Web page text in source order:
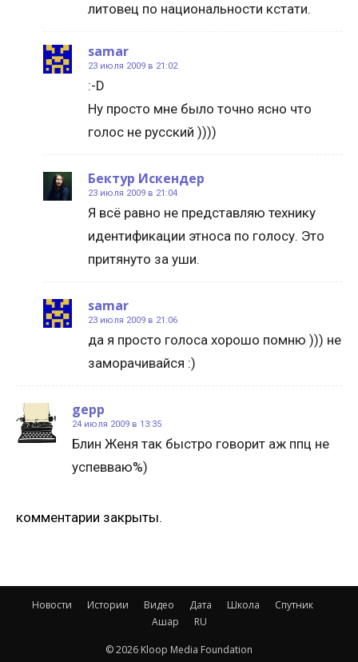
литовец по национальности кстати.
samar
23 июля 2009 в 21:02
:-D
Ну просто мне было точно ясно что
голос не русский ))))
Бектур Искендер
23 июля 2009 в 21:04
Я всё равно не представляю технику
идентификации этноса по голосу. Это
притянуто за уши.
samar
23 июля 2009 в 21:06
да я просто голоса хорошо помню ))) не
заморачивайся :)
gepp
24 июля 2009 в 13:35
Блин Женя так быстро говорит аж ппц не
успевваю%)
комментарии закрыты.
Новости Истории Видео Дата Школа
Спутник
Ашар
RU
© 2026 Kloop Media Foundation